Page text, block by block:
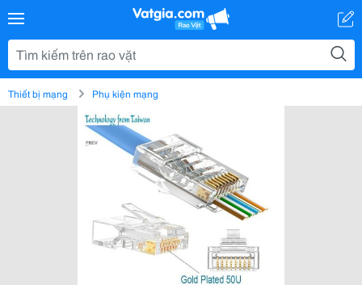
Thiết bị mạng Phụ kiện mạng